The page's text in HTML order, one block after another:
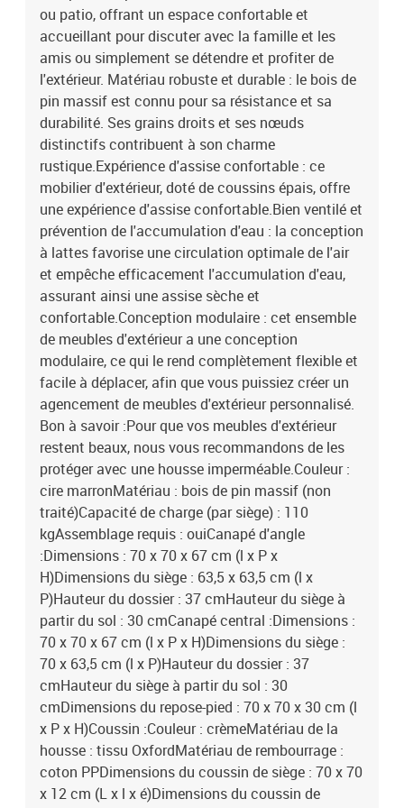
ou patio, offrant un espace confortable et
accueillant pour discuter avec la famille et les
amis ou simplement se détendre et profiter de
l'extérieur. Matériau robuste et durable : le bois de
pin massif est connu pour sa résistance et sa
durabilité. Ses grains droits et ses nœuds
distinctifs contribuent à son charme
rustique.Expérience d'assise confortable : ce
mobilier d'extérieur, doté de coussins épais, offre
une expérience d'assise confortable.Bien ventilé et
prévention de l'accumulation d'eau : la conception
à lattes favorise une circulation optimale de l'air
et empêche efficacement l'accumulation d'eau,
assurant ainsi une assise sèche et
confortable.Conception modulaire : cet ensemble
de meubles d'extérieur a une conception
modulaire, ce qui le rend complètement flexible et
facile à déplacer, afin que vous puissiez créer un
agencement de meubles d'extérieur personnalisé.
Bon à savoir :Pour que vos meubles d'extérieur
restent beaux, nous vous recommandons de les
protéger avec une housse imperméable.Couleur :
cire marronMatériau : bois de pin massif (non
traité)Capacité de charge (par siège) : 110
kgAssemblage requis : ouiCanapé d'angle
:Dimensions : 70 x 70 x 67 cm (l x P x
H)Dimensions du siège : 63,5 x 63,5 cm (l x
P)Hauteur du dossier : 37 cmHauteur du siège à
partir du sol : 30 cmCanapé central :Dimensions :
70 x 70 x 67 cm (l x P x H)Dimensions du siège :
70 x 63,5 cm (l x P)Hauteur du dossier : 37
cmHauteur du siège à partir du sol : 30
cmDimensions du repose-pied : 70 x 70 x 30 cm (l
x P x H)Coussin :Couleur : crèmeMatériau de la
housse : tissu OxfordMatériau de rembourrage :
coton PPDimensions du coussin de siège : 70 x 70
x 12 cm (L x l x é)Dimensions du coussin de